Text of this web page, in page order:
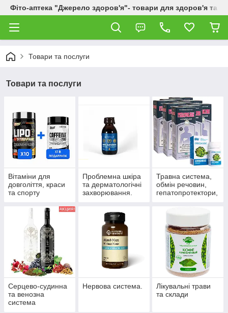
Фіто-аптека "Джерело здоров'я"- товари для здоров'я та
Товари та послуги
Товари та послуги
Вітаміни для
довголіття, краси
та спорту
Проблемна шкіра
та дерматологічні
захворювання.
Травна система,
обмін речовин,
гепатопротектори,
Серцево-судинна
та венозна
система
Нервова система.
Лікувальні трави
та склади